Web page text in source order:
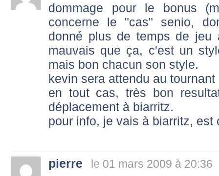
dommage pour le bonus
concerne le "cas" senio,
donné plus de temps de
mauvais que ça, c'est un
mais bon chacun son style.
kevin sera attendu au
en tout cas, très bon
déplacement à biarritz.
pour info, je vais à biarritz,
pierre le 01 mars 2009 à 20:36